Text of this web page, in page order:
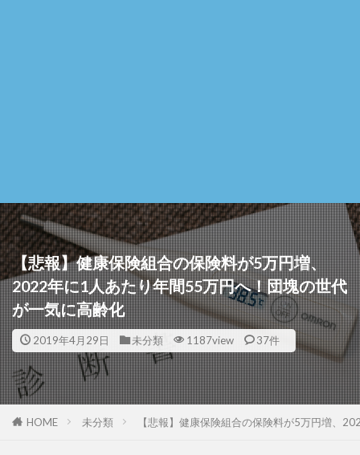
【悲報】健康保険組合の保険料が5万円増、
2022年に1人あたり年間55万円へ！団塊の世代
が一気に高齢化
2019年4月29日 未分類 1187view 37件
HOME 未分類 【悲報】健康保険組合の保険料が5万円増、